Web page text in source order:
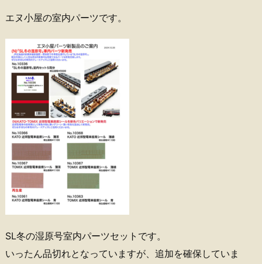
エヌ小屋の室内パーツです。
SL冬の湿原号室内パーツセットです。
いったん品切れとなっていますが、追加を確保していま